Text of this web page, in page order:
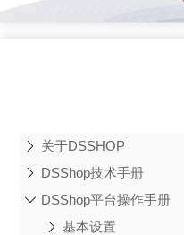
关于DSSHOP
DSShop技术手册
DSShop平台操作手册
基本设置